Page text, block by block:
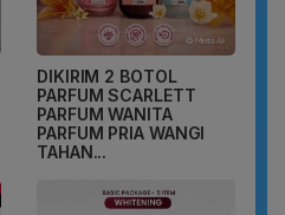
DIKIRIM 2 BOTOL
PARFUM SCARLETT
PARFUM WANITA
PARFUM PRIA WANGI
TAHAN...